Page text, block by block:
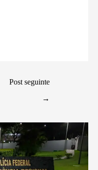
Post seguinte
→